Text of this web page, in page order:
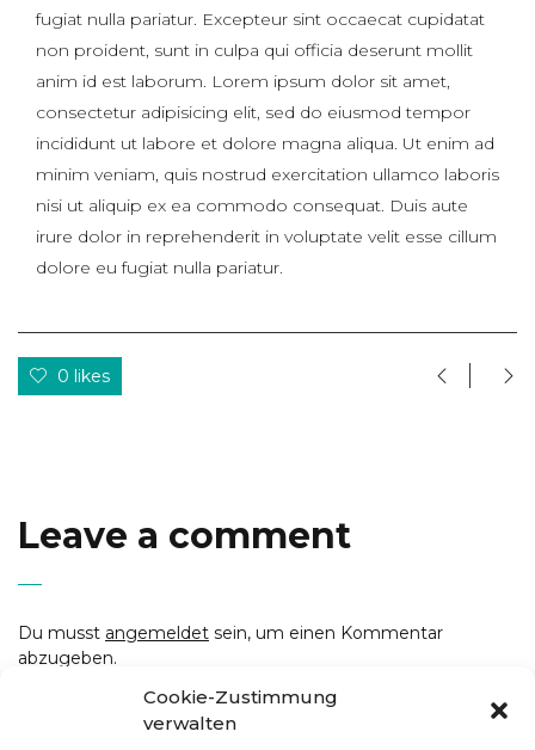
Cookie-Zustimmung
verwalten
fugiat nulla pariatur. Excepteur sint occaecat cupidatat
non proident, sunt in culpa qui officia deserunt mollit
anim id est laborum. Lorem ipsum dolor sit amet,
consectetur adipisicing elit, sed do eiusmod tempor
incididunt ut labore et dolore magna aliqua. Ut enim ad
minim veniam, quis nostrud exercitation ullamco laboris
nisi ut aliquip ex ea commodo consequat. Duis aute
irure dolor in reprehenderit in voluptate velit esse cillum
dolore eu fugiat nulla pariatur.
0 likes
Leave a comment
Du musst angemeldet sein, um einen Kommentar
abzugeben.
youtube facebook